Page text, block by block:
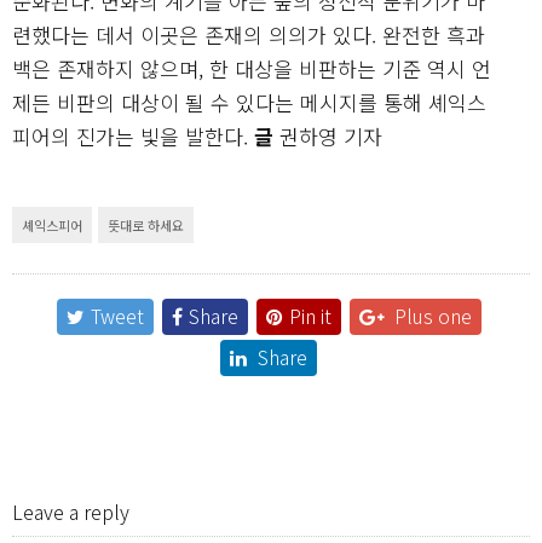
련했다는 데서 이곳은 존재의 의의가 있다. 완전한 흑과
백은 존재하지 않으며, 한 대상을 비판하는 기준 역시 언
제든 비판의 대상이 될 수 있다는 메시지를 통해 셰익스
피어의 진가는 빛을 발한다. 글 권하영 기자
셰익스피어 뜻대로 하세요
Tweet Share Pin it
Plus one
Share
Leave a reply